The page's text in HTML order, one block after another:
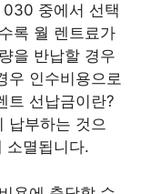
030 중에서 선택
록 월 렌트료가
을 반납할 경우
우 인수비용으로
트 선납금이란?
납부하는 것으
소멸됩니다.